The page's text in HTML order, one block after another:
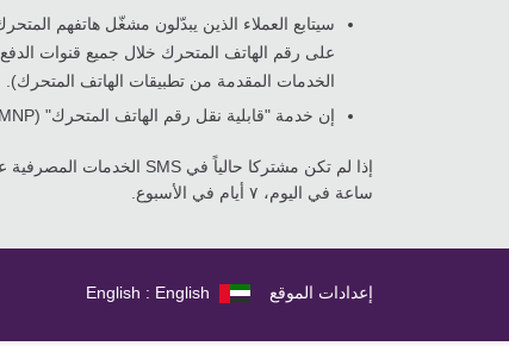
سيتابع العملاء الذين يبدّلون مشغّل هاتفهم
الخدمات المقدمة من تطبيقات الهاتف المتحرك).
إن خدمة "قابلية نقل رقم الهاتف المتحرك" (MNP) متوفرة فقط لمستخدمي الهاتف المتحرك مع دو فقط (الأرقام التي تحوّلت من اتصالات إلى دو).
إذا لم تكن مشتركا حالياً في SMS الخدمات المصرفية عبر الرسائل النصية القصيرة، فقط
ساعة في اليوم، ٧ أيام في الأسبوع.
إعدادات الموقع English : English